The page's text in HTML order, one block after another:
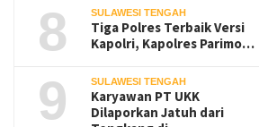
8 SULAWESI TENGAH
Tiga Polres Terbaik Versi
Kapolri, Kapolres Parimo…
9 SULAWESI TENGAH
Karyawan PT UKK
Dilaporkan Jatuh dari